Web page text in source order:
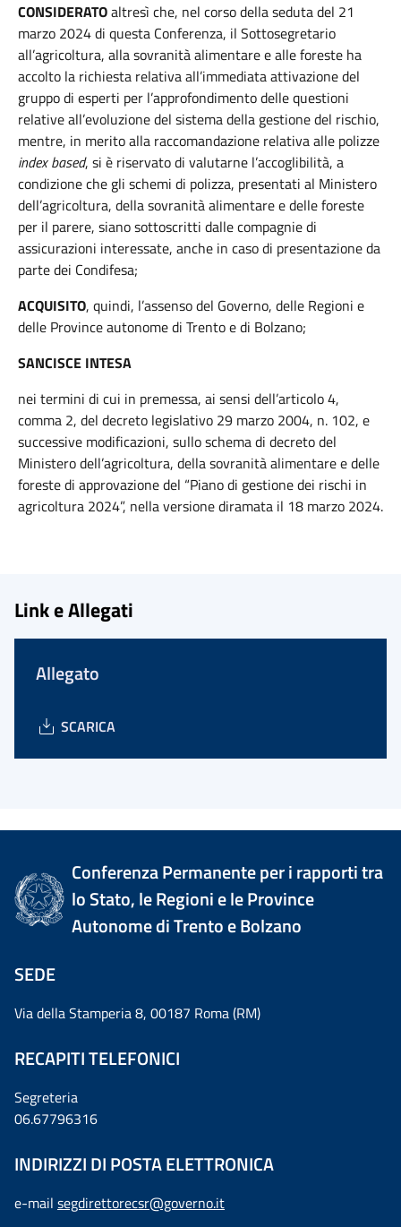
CONSIDERATOaltresì che, nel corso della seduta del 21
marzo 2024 di questa Conferenza, il Sottosegretario
all’agricoltura, alla sovranità alimentare e alle foreste ha
accolto la richiesta relativa all’immediata attivazione del
gruppo di esperti per l’approfondimento delle questioni
relative all’evoluzione del sistema della gestione del rischio,
mentre, in merito alla raccomandazione relativa alle polizze
index based, si è riservato di valutarne l’accoglibilità, a
condizione che gli schemi di polizza, presentati al Ministero
dell’agricoltura, della sovranità alimentare e delle foreste
per il parere, siano sottoscritti dalle compagnie di
assicurazioni interessate, anche in caso di presentazione da
parte dei Condifesa;
ACQUISITO, quindi, l’assenso del Governo, delle Regioni e
delle Province autonome di Trento e di Bolzano;
SANCISCE INTESA
nei termini di cui in premessa, ai sensi dell’articolo 4,
comma 2, del decreto legislativo 29 marzo 2004, n. 102, e
successive modificazioni, sullo schema di decreto del
Ministero dell’agricoltura, della sovranità alimentare e delle
foreste di approvazione del “Piano di gestione dei rischi in
agricoltura 2024”, nella versione diramata il 18 marzo 2024.
Link e Allegati
Allegato
SCARICA
Conferenza Permanente per i rapporti tra
lo Stato, le Regioni e le Province
Autonome di Trento e Bolzano
SEDE
Via della Stamperia 8, 00187 Roma (RM)
RECAPITI TELEFONICI
Segreteria
06.67796316
INDIRIZZI DI POSTA ELETTRONICA
e-mail segdirettorecsr@governo.it